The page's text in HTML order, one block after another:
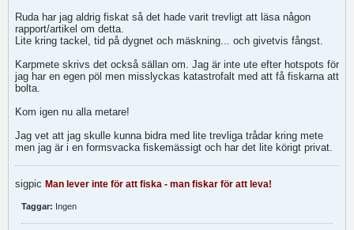
Ruda har jag aldrig fiskat så det hade varit trevligt att läsa någon
rapport/artikel om detta.
Lite kring tackel, tid på dygnet och mäskning... och givetvis fångst.
Karpmete skrivs det också sällan om. Jag är inte ute efter hotspots för
jag har en egen pöl men misslyckas katastrofalt med att få fiskarna att
bolta.
Kom igen nu alla metare!
Jag vet att jag skulle kunna bidra med lite trevliga trådar kring mete
men jag är i en formsvacka fiskemässigt och har det lite körigt privat.
sigpic Man lever inte för att fiska - man fiskar för att leva!
Taggar: Ingen